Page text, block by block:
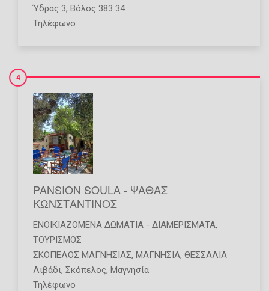
Ύδρας 3, Βόλος 383 34
Τηλέφωνο
PANSION SOULA - ΨΑΘΑΣ
ΚΩΝΣΤΑΝΤΙΝΟΣ
4
ΕΝΟΙΚΙΑΖΌΜΕΝΑ ΔΩΜΆΤΙΑ - ΔΙΑΜΕΡΊΣΜΑΤΑ,
ΤΟΥΡΙΣΜΌΣ
ΣΚΟΠΕΛΟΣ ΜΑΓΝΗΣΙΑΣ, ΜΑΓΝΗΣΙΑ, ΘΕΣΣΑΛΙΑ
Λιβάδι, Σκόπελος, Μαγνησία
Τηλέφωνο